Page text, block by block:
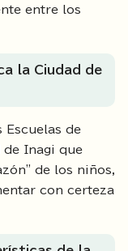
entre los
la Ciudad de
Escuelas de
de Inagi que
de los niños,
con certeza